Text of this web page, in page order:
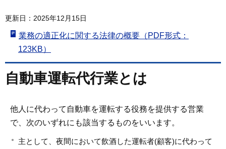
更新日：2025年12月15日
業務の適正化に関する法律の概要（PDF形式：
123KB）
自動車運転代行業とは
他人に代わって自動車を運転する役務を提供する営業
で、次のいずれにも該当するものをいいます。
主として、夜間において飲酒した運転者(顧客)に代わって